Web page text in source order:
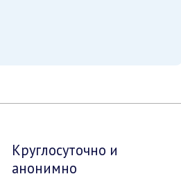
Круглосуточно и
анонимно